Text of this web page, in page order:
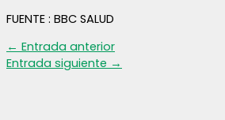
FUENTE : BBC SALUD
← Entrada anterior
Entrada siguiente →